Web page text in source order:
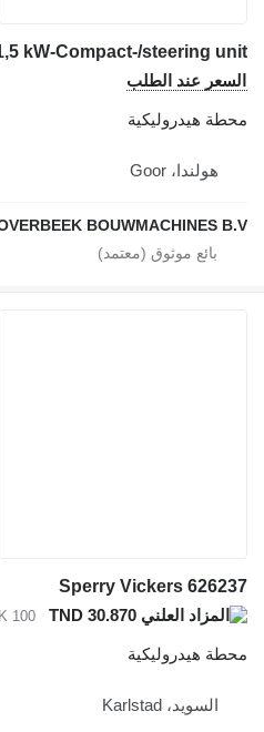
1,5 kW-Compact-/steering
عند الطلب
هيدروليكية
هولندا، Goor
OVERBEEK BOUWMACHINES
Sperry Vickers
TND 30.870
SEK 100
≈ €9.12
هيدروليكية
السويد، Karlstad